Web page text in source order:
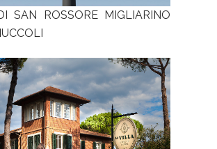
SAN ROSSORE MIGLIARINO